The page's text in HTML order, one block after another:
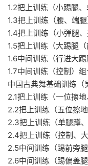
1.2把上训练（小踢腿
1.3把上训练（腰、端
1.4把上训练（小弹腿
1.5把上训练（大踢腿
1.6中间训练（行进大
1.7中间训练（控制）
中国古典舞基础训练（
2.1把上训练（一位擦
2.2把上训练（五位擦
2.3把上训练（单腿蹲
2.4把上训练（控制、
2.5中间训练（踢前旁
2.6中间训练（踢偏盖